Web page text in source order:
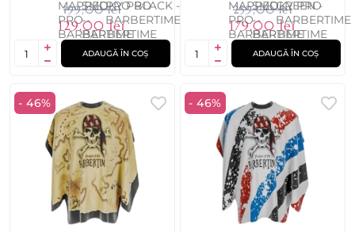
199,00 lei
129,00 lei
ADAUGĂ ÎN COȘ
259,00 lei
179,00 lei
ADAUGĂ ÎN COȘ
- 46% - 46%